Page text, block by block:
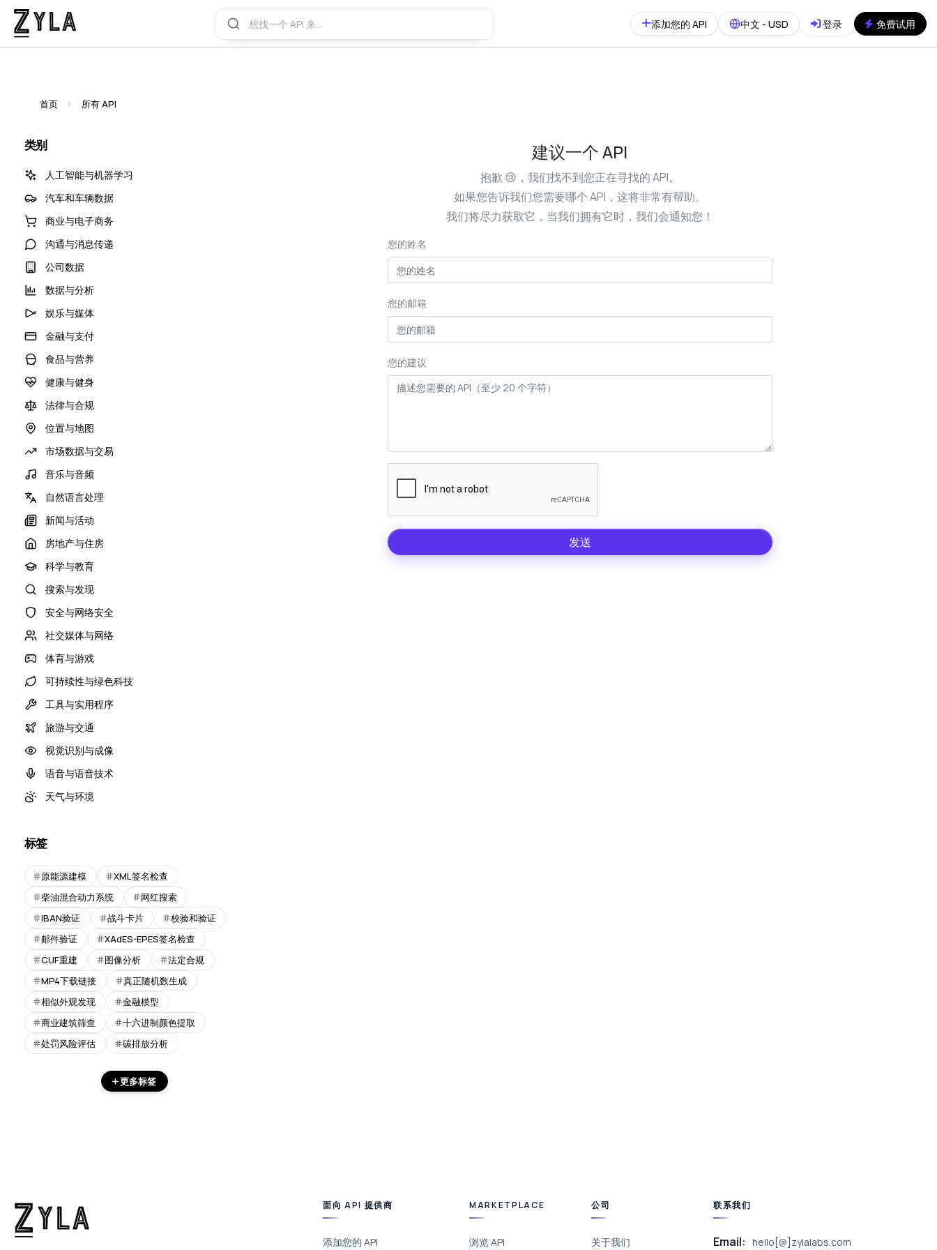
添加您的 API 中文 - USD 登录 免费试用
首页 所有 API
类别
人工智能与机器学习
汽车和车辆数据
商业与电子商务
沟通与消息传递
公司数据
数据与分析
娱乐与媒体
金融与支付
食品与营养
健康与健身
法律与合规
位置与地图
市场数据与交易
音乐与音频
自然语言处理
新闻与活动
房地产与住房
科学与教育
搜索与发现
安全与网络安全
社交媒体与网络
体育与游戏
可持续性与绿色科技
工具与实用程序
旅游与交通
视觉识别与成像
语音与语音技术
天气与环境
标签
原能源建模
XML签名检查
柴油混合动力系统
网红搜索
IBAN验证
战斗卡片
校验和验证
邮件验证
XAdES-EPES签名检查
CUF重建
图像分析
法定合规
MP4下载链接
真正随机数生成
相似外观发现
金融模型
商业建筑筛查
十六进制颜色提取
处罚风险评估
碳排放分析
更多标签
建议一个 API
抱歉 😢，我们找不到您正在寻找的 API。
如果您告诉我们您需要哪个 API，这将非常有帮助。
我们将尽力获取它，当我们拥有它时，我们会通知您！
您的姓名
您的邮箱
您的建议
发送
面向 API 提供商
添加您的 API
MARKETPLACE
浏览 API
公司
关于我们
联系我们
Email: hello[@]zylalabs.com